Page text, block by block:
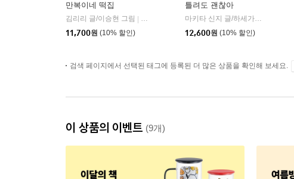
만복이네 떡집
김리리 글/이승현 그림
비룡소
11,700원 (10% 할인)
틀려도 괜찮아
마키타 신지 글/하세가와 토모코 그림/유문조 옮김
12,600원 (10% 할인)
검색 페이지에서 선택된 태그에 등록된 더 많은 상품을 확인해 보세요.
이 상품의 이벤트 (9개)